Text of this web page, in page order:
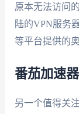
原本无法访问
陆的VPN服务
等平台提供的
番茄加速
另一个值得关